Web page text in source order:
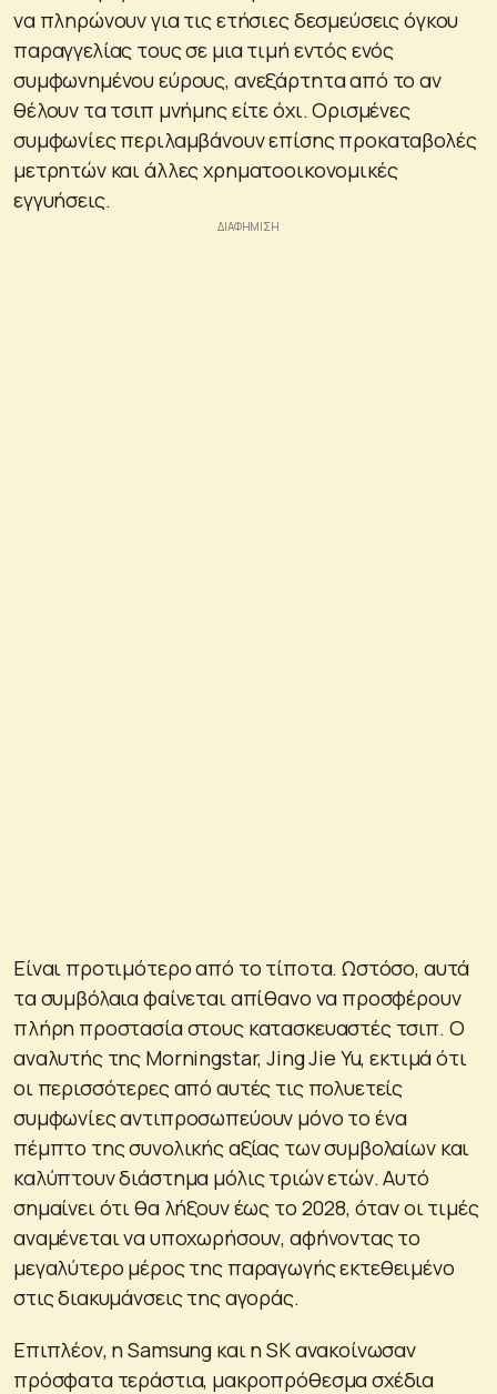
να πληρώνουν για τις ετήσιες δεσμεύσεις όγκου
παραγγελίας τους σε μια τιμή εντός ενός
συμφωνημένου εύρους, ανεξάρτητα από το αν
θέλουν τα τσιπ μνήμης είτε όχι. Ορισμένες
συμφωνίες περιλαμβάνουν επίσης προκαταβολές
μετρητών και άλλες χρηματοοικονομικές
εγγυήσεις.
Είναι προτιμότερο από το τίποτα. Ωστόσο, αυτά
τα συμβόλαια φαίνεται απίθανο να προσφέρουν
πλήρη προστασία στους κατασκευαστές τσιπ. Ο
αναλυτής της Morningstar, Jing Jie Yu, εκτιμά ότι
οι περισσότερες από αυτές τις πολυετείς
συμφωνίες αντιπροσωπεύουν μόνο το ένα
πέμπτο της συνολικής αξίας των συμβολαίων και
καλύπτουν διάστημα μόλις τριών ετών. Αυτό
σημαίνει ότι θα λήξουν έως το 2028, όταν οι τιμές
αναμένεται να υποχωρήσουν, αφήνοντας το
μεγαλύτερο μέρος της παραγωγής εκτεθειμένο
στις διακυμάνσεις της αγοράς.
Επιπλέον, η Samsung και η SK ανακοίνωσαν
πρόσφατα τεράστια, μακροπρόθεσμα σχέδια